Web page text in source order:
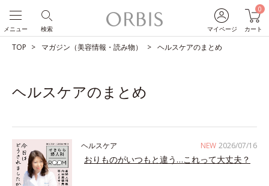
マイページ
0
カート
検索
メニュー
TOP マガジン（美容情報・読み物） ヘルスケアのまとめ
ヘルスケアのまとめ
NEW 2026/07/16
ヘルスケア
おりものがいつもと違う…これって大丈夫？